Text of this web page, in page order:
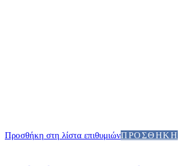
Προσθήκη στη λίστα επιθυμιώνΠΡΟΣΘΉΚΗ